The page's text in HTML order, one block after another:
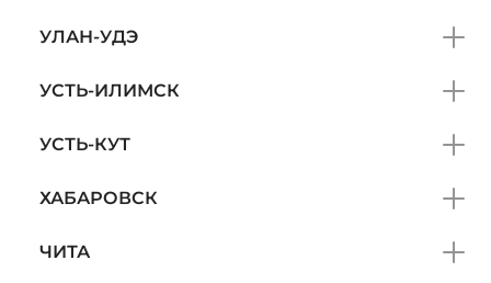
УЛАН-УДЭ
УСТЬ-ИЛИМСК
УСТЬ-КУТ
ХАБАРОВСК
ЧИТА